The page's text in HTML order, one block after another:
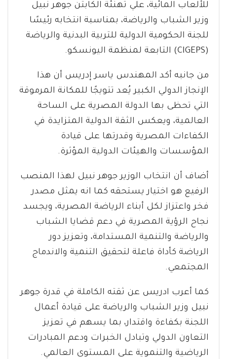
للألعاب المائية، علي تهنئة الكابتن جوهر نبيل
وزير الشباب والرياضة، بمناسبة انتخابه رئيسًا
للجنة الحكومية الدولية للتربية البدنية والرياضة
(CIGEPS) التابعة لمنظمة اليونسكو.
من جانبه أكد المهندس ياسر إدريس أن هذا
الإنجاز الدولي الكبير يُعد تتويجًا للمكانة المرموقة
التي تحظى بها الدولة المصرية على الساحة
العالمية، ويعكس الثقة الدولية المتزايدة في
الكفاءات المصرية وقدرتها على قيادة
المؤسسات والهيئات الدولية المؤثرة.
أضاف أن انتخاب الوزير جوهر نبيل لهذا المنصب
الرفيع هو اختيار يستحقه كما انه يمثل مصدر
فخر واعتزاز لكل أبناء الرياضة المصرية، ويجسد
نجاح الرؤية المصرية في دعم قضايا الشباب
والرياضة والتنمية المستدامة، وتعزيز دور
الرياضة كأداة فاعلة لتحقيق التنمية والاندماج
المجتمعي.
كما أعرب ادريس عن ثقته الكاملة في قدرة جوهر
نبيل وزير الشباب والرياضة على قيادة أعمال
اللجنة بكفاءة واقتدار، بما يسهم في تعزيز
التعاون الدولي وتبادل الخبرات ودعم المبادرات
الرياضية والتنموية على المستوى العالمي.